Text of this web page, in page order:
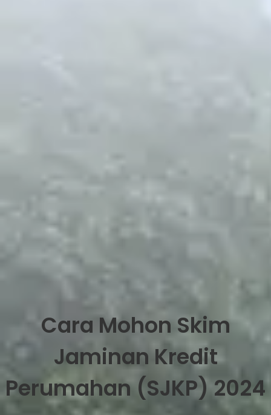
Cara Mohon Skim
Jaminan Kredit
Perumahan (SJKP) 2024